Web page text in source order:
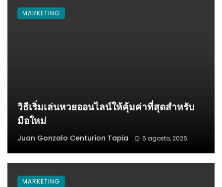
วิธีเริ่มเล่นหวยออนไลน์ให้คุ้มค่าที่สุดสำหรับ
มือใหม่
Juan Gonzalo Centurion Tapia 6 agosto, 2026
MARKETING
MARKETING